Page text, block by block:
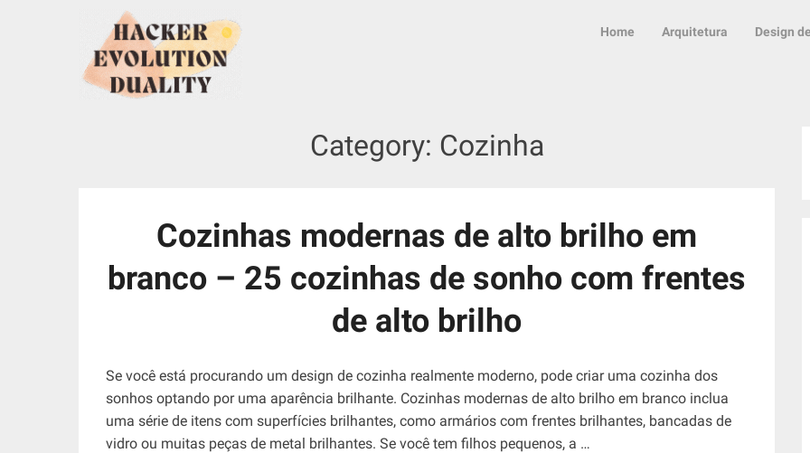
Home Arquitetura Design
Category: Cozinha
Cozinhas modernas de alto brilho em
branco – 25 cozinhas de sonho com frentes
de alto brilho
Se você está procurando um design de cozinha realmente moderno, pode criar uma cozinha dos
sonhos optando por uma aparência brilhante. Cozinhas modernas de alto brilho em branco inclua
uma série de itens com superfícies brilhantes, como armários com frentes brilhantes, bancadas de
vidro ou muitas peças de metal brilhantes. Se você tem filhos pequenos, a …